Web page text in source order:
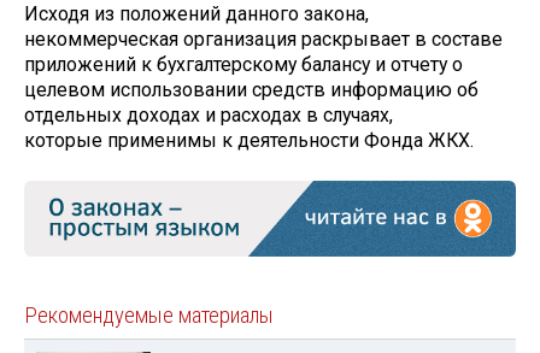
Исходя из положений данного закона,
некоммерческая организация раскрывает в составе
приложений к бухгалтерскому балансу и отчету о
целевом использовании средств информацию об
отдельных доходах и расходах в случаях,
которые применимы к деятельности Фонда ЖКХ.
Рекомендуемые материалы